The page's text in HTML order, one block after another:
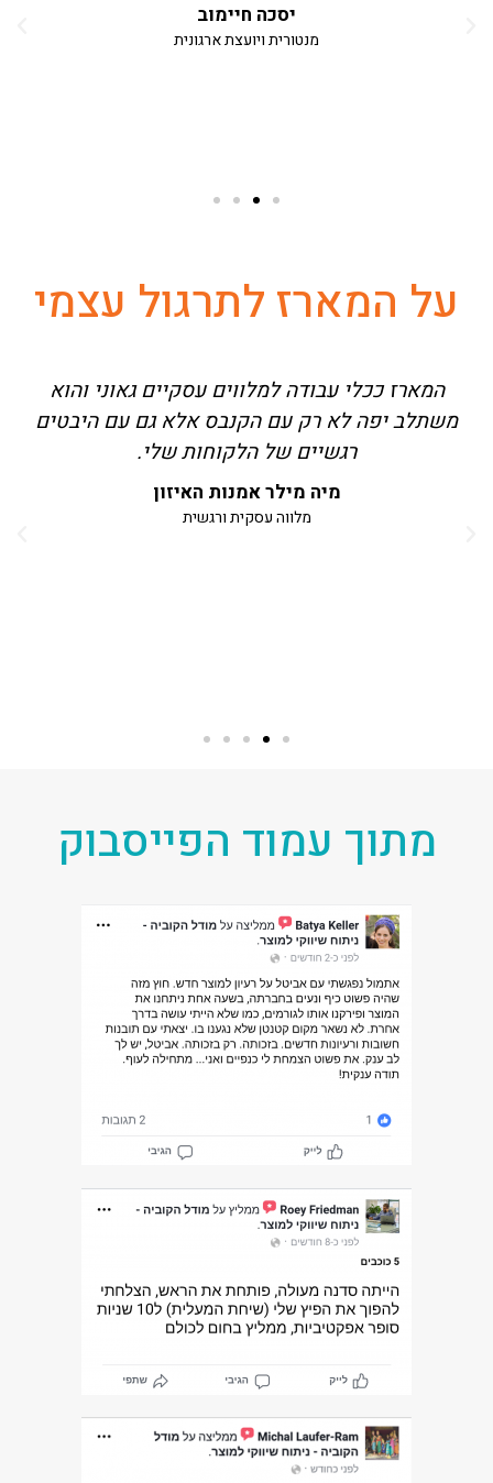
יסכה חיימוב
מנטורית ויועצת ארגונית
על המארז לתרגול עצמי
המארז ככלי עבודה למלווים עסקיים גאוני והוא
משתלב יפה לא רק עם הקנבס אלא גם עם היבטים
רגשיים של הלקוחות שלי.
מיה מילר אמנות האיזון
מלווה עסקית ורגשית
מתוך עמוד הפייסבוק